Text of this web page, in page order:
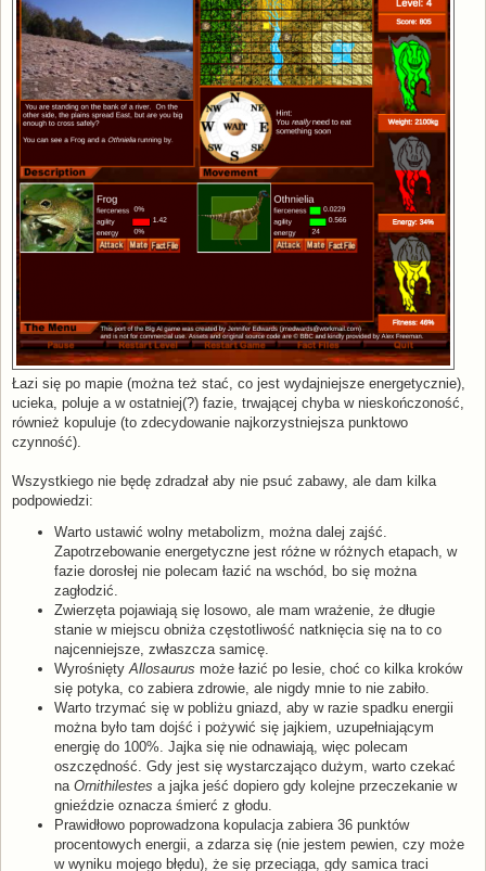
Łazi się po mapie (można też stać, co jest wydajniejsze energetycznie),
ucieka, poluje a w ostatniej(?) fazie, trwającej chyba w nieskończoność,
również kopuluje (to zdecydowanie najkorzystniejsza punktowo
czynność).
Wszystkiego nie będę zdradzał aby nie psuć zabawy, ale dam kilka
podpowiedzi:
Warto ustawić wolny metabolizm, można dalej zajść.
Zapotrzebowanie energetyczne jest różne w różnych etapach, w
fazie dorosłej nie polecam łazić na wschód, bo się można
zagłodzić.
Zwierzęta pojawiają się losowo, ale mam wrażenie, że długie
stanie w miejscu obniża częstotliwość natknięcia się na to co
najcenniejsze, zwłaszcza samicę.
Wyrośnięty Allosaurus może łazić po lesie, choć co kilka kroków
się potyka, co zabiera zdrowie, ale nigdy mnie to nie zabiło.
Warto trzymać się w pobliżu gniazd, aby w razie spadku energii
można było tam dojść i pożywić się jajkiem, uzupełniającym
energię do 100%. Jajka się nie odnawiają, więc polecam
oszczędność. Gdy jest się wystarczająco dużym, warto czekać
na Ornithilestes a jajka jeść dopiero gdy kolejne przeczekanie w
gnieździe oznacza śmierć z głodu.
Prawidłowo poprowadzona kopulacja zabiera 36 punktów
procentowych energii, a zdarza się (nie jestem pewien, czy może
w wyniku mojego błędu), że się przeciąga, gdy samica traci